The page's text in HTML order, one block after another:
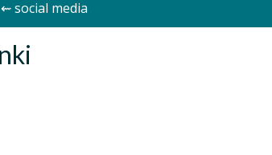
⇜ social media